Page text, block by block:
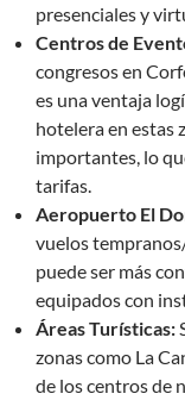
presenciales y
Centros de
congresos en
es una ventaja
hotelera en estas
importantes, lo
tarifas.
Aeropuerto El
vuelos
puede ser más
equipados con
Áreas Turísticas:
zonas como La
de los centros de